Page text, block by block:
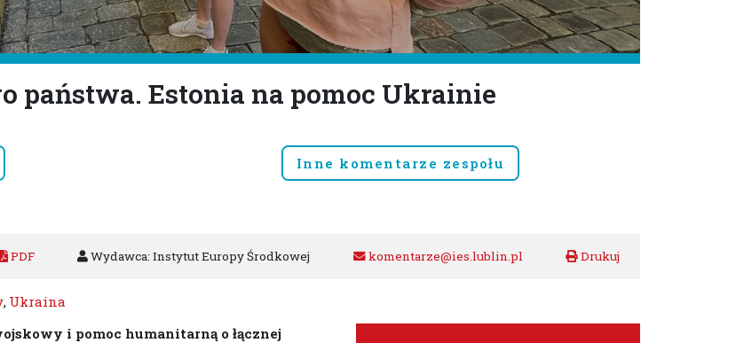
państwa. Estonia na pomoc Ukrainie
Inne komentarze zespołu
PDF Wydawca: Instytut Europy Środkowej komentarze@ies.lublin.pl
, Ukraina
i pomoc humanitarną o łącznej